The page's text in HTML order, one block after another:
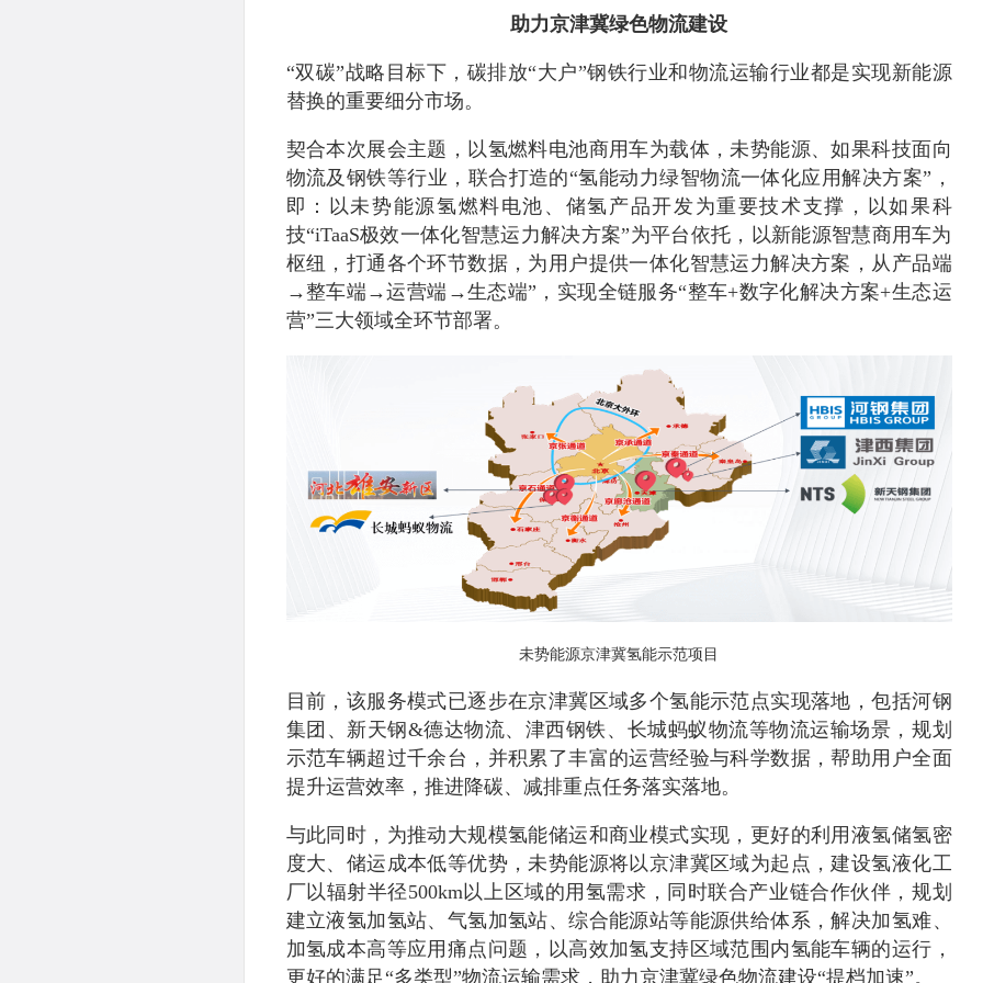
助力京津冀绿色物流建设
“双碳”战略目标下，碳排放“大户”钢铁行业和物流运输行业都是实现新能源
替换的重要细分市场。
契合本次展会主题，以氢燃料电池商用车为载体，未势能源、如果科技面向
物流及钢铁等行业，联合打造的“氢能动力绿智物流一体化应用解决方案”，
即：以未势能源氢燃料电池、储氢产品开发为重要技术支撑，以如果科
技“iTaaS极效一体化智慧运力解决方案”为平台依托，以新能源智慧商用车为
枢纽，打通各个环节数据，为用户提供一体化智慧运力解决方案，从产品端
→整车端→运营端→生态端”，实现全链服务“整车+数字化解决方案+生态运
营”三大领域全环节部署。
未势能源京津冀氢能示范项目
目前，该服务模式已逐步在京津冀区域多个氢能示范点实现落地，包括河钢
集团、新天钢&德达物流、津西钢铁、长城蚂蚁物流等物流运输场景，规划
示范车辆超过千余台，并积累了丰富的运营经验与科学数据，帮助用户全面
提升运营效率，推进降碳、减排重点任务落实落地。
与此同时，为推动大规模氢能储运和商业模式实现，更好的利用液氢储氢密
度大、储运成本低等优势，未势能源将以京津冀区域为起点，建设氢液化工
厂以辐射半径500km以上区域的用氢需求，同时联合产业链合作伙伴，规划
建立液氢加氢站、气氢加氢站、综合能源站等能源供给体系，解决加氢难、
加氢成本高等应用痛点问题，以高效加氢支持区域范围内氢能车辆的运行，
更好的满足“多类型”物流运输需求，助力京津冀绿色物流建设“提档加速”。